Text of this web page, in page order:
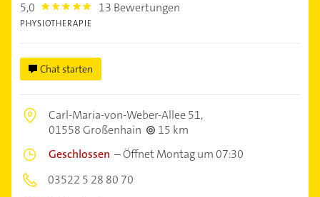
5,0 5.0 13 Bewertungen
PHYSIOTHERAPIE
Chat starten
Carl-Maria-von-Weber-Allee 51,
01558 Großenhain
15 km
Geschlossen –Öffnet Montag um 07:30
03522 5 28 80 70